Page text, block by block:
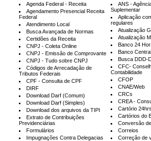
Agenda Federal - Receita
Agendamento Presencial Receita
Federal
Atendimento Local
Busca Avançada de Normas
Certidões da Receita
CNPJ - Coleta Online
CNPJ - Emissão de Comprovante
CNPJ - Tudo sobre CNPJ
Códigos de Arrecadação de
Tributos Federais
CPF - Consulta de CPF
DIRF
Download Darf (Comum)
Download Darf (Simples)
Download dos arquivos da TIPI
Extrato de Contribuições
Previdenciárias
Formulários
Impugnações Contra Delegacias
ANS -
Suplementar
Aplicação
regulares
Atualização
Atualização
Banco 24
Banco Central
Busca DDD-
CFC-
Contabilidade
CFOP
CNAE/Web
CRCs
CREA -
Cartório 24hrs
Cartórios do
Conversão
Correios
Correção de